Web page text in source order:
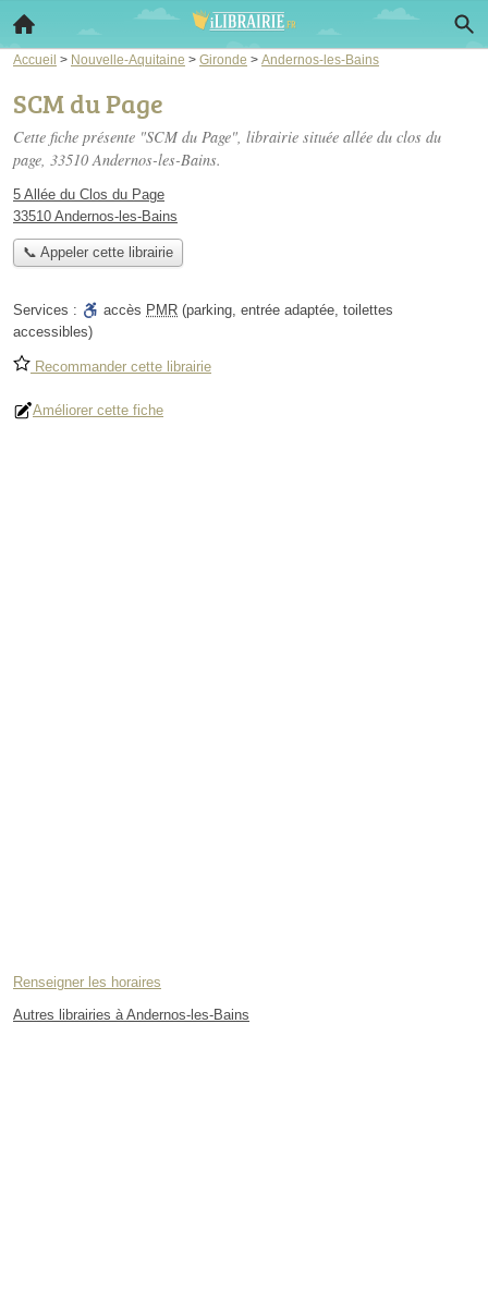
Accueil > Nouvelle-Aquitaine > Gironde > Andernos-les-Bains
SCM du Page
Cette fiche présente "SCM du Page", librairie située allée du clos du
page, 33510 Andernos-les-Bains.
5 Allée du Clos du Page
33510 Andernos-les-Bains
📞 Appeler cette librairie
Services : accès PMR (parking, entrée adaptée, toilettes
accessibles)
Recommander cette librairie
Améliorer cette fiche
Renseigner les horaires
Autres librairies à Andernos-les-Bains